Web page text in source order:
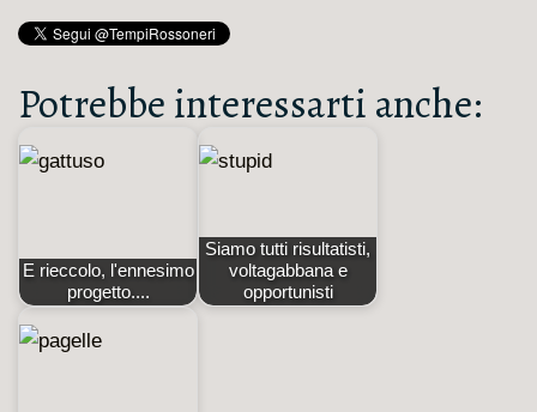
Potrebbe interessarti anche:
E rieccolo, l'ennesimo
progetto....
Siamo tutti risultatisti,
voltagabbana e
opportunisti